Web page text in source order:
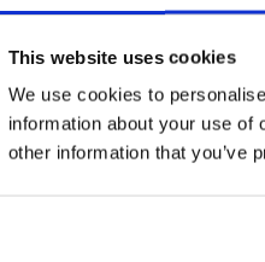
This website uses cookies
We use cookies to
information about your use of
other information that you’ve